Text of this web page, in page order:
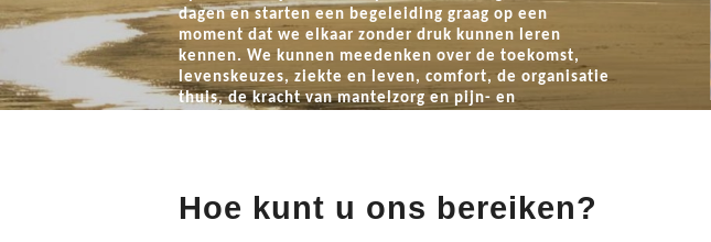
dagen en starten een begeleiding graag op een
moment dat we elkaar zonder druk kunnen leren
kennen. We kunnen meedenken over de toekomst,
levenskeuzes, ziekte en leven, comfort, de organisatie
thuis, de kracht van mantelzorg en pijn- en
Hoe kunt u ons bereiken?